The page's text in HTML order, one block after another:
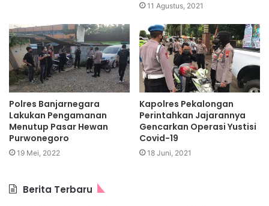
11 Agustus, 2021
Polres Banjarnegara
Lakukan Pengamanan
Menutup Pasar Hewan
Purwonegoro
19 Mei, 2022
Kapolres Pekalongan
Perintahkan Jajarannya
Gencarkan Operasi Yustisi
Covid-19
18 Juni, 2021
Berita Terbaru